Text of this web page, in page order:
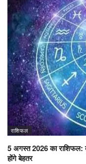
राशिफल
5 अगस्त 2026 का राशिफल:
होंगे बेहतर